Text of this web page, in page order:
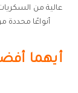
عالية من
أنواعًا محددة
أيهما